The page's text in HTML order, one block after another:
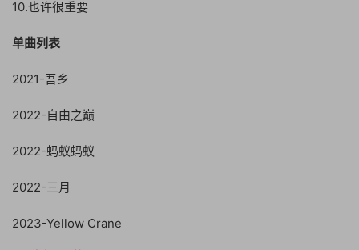
10.也许很重要
单曲列表
2021-吾乡
2022-自由之巅
2022-蚂蚁蚂蚁
2022-三月
2023-Yellow Crane